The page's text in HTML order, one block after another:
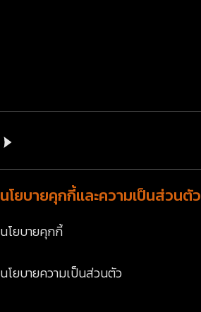
นโยบายคุกกี้และความเป็นส่วนตัว
นโยบายคุกกี้
นโยบายความเป็นส่วนตัว